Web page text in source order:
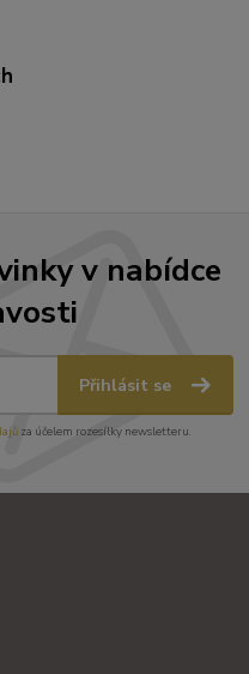
v nabídce
Přihlásit se
za účelem rozesílky newsletteru.